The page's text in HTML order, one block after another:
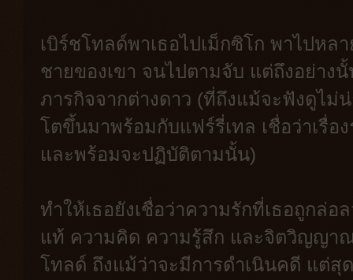
เบิร์ชโทลด์พาเธอไปเม็กซิโก พาไปหล
ชายของเขา จนไปตามจับ แต่ถึงอย่าง
ภารกิจจากต่างดาว (ที่ถึงแม้จะฟังดูไม่
โตขึ้นมาพร้อมกับแฟร์รี่เทล เชื่อว่าเรื่อ
และพร้อมจะปฏิบัติตามนั้น)
ทำให้เธอยังเชื่อว่าความรักที่เธอถูกล่อ
แท้ ความคิด ความรู้สึก และจิตวิญญา
โทลด์ ถึงแม้ว่าจะมีการดำเนินคดี แต่สุ